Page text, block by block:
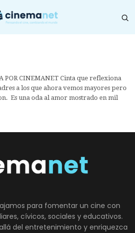
POR CINEMANET Cinta que reflexiona
a los que ahora vemos mayores pero
Es una oda al amor mostrado en mil
para fomentar un cine con
cívicos, sociales y educativos.
del entretenimiento y enriquezca